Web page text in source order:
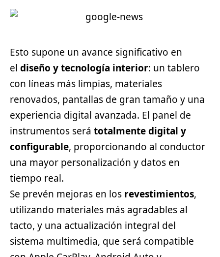
Esto supone un avance significativo en
el diseño y tecnología interior: un tablero
con líneas más limpias, materiales
renovados, pantallas de gran tamaño y una
experiencia digital avanzada. El panel de
instrumentos será totalmente digital y
configurable, proporcionando al conductor
una mayor personalización y datos en
tiempo real.
Se prevén mejoras en los revestimientos,
utilizando materiales más agradables al
tacto, y una actualización integral del
sistema multimedia, que será compatible